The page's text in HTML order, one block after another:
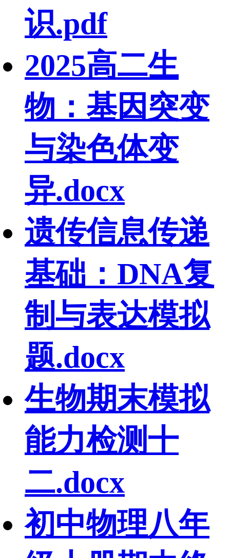
识.pdf
2025高二生
物：基因突变
与染色体变
异.docx
遗传信息传递
基础：DNA复
制与表达模拟
题.docx
生物期末模拟
能力检测十
二.docx
初中物理八年